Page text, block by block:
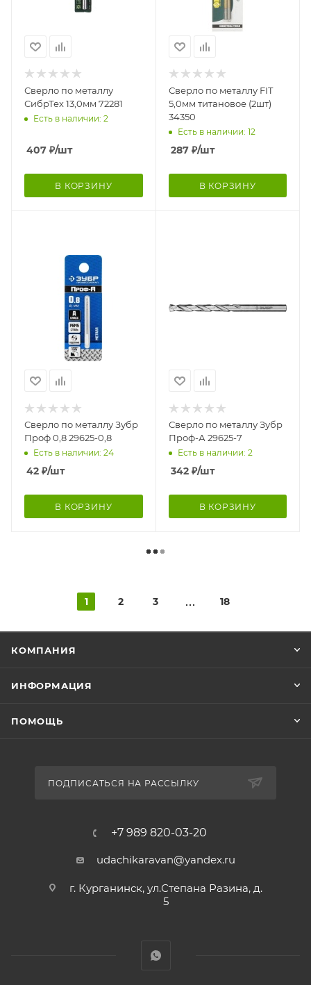
Сверло по металлу
СибрТех 13,0мм 72281
Есть в наличии: 2
407 ₽/шт
В КОРЗИНУ
Сверло по металлу FIT
5,0мм титановое (2шт)
34350
Есть в наличии: 12
287₽/шт
В КОРЗИНУ
Сверло по металлу Зубр
Проф 0,8 29625-0,8
Есть в наличии: 24
42 ₽/шт
В КОРЗИНУ
Сверло по металлу Зубр
Проф-А 29625-7
Есть в наличии: 2
342₽/шт
В КОРЗИНУ
1 2 3 18
КОМПАНИЯ
ИНФОРМАЦИЯ
ПОМОЩЬ
ПОДПИСАТЬСЯ НА РАССЫЛКУ
+7 989 820-03-20
udachikaravan@yandex.ru
г. Курганинск, ул.Степана Разина, д.
5